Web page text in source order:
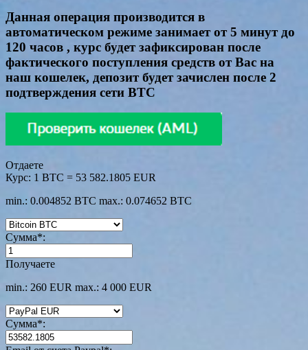
Данная операция производится в
автоматическом режиме занимает от 5 минут до
120 часов , курс будет зафиксирован после
фактического поступления средств от Вас на
наш кошелек, депозит будет зачислен после 2
подтверждения сети BTC
Отдаете
Курс: 1 BTC = 53 582.1805 EUR
min.: 0.004852 BTC max.: 0.074652 BTC
Сумма*:
Получаете
min.: 260 EUR max.: 4 000 EUR
Сумма*: